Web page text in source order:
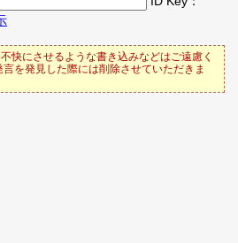
快にさせるような書き込みなどはご遠慮く
を発見した際には削除させていただきま